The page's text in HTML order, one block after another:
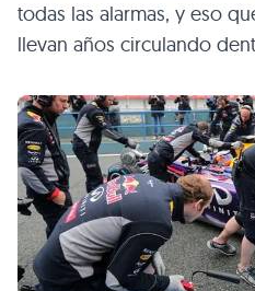
todas las alarmas, y eso
llevan años circulando